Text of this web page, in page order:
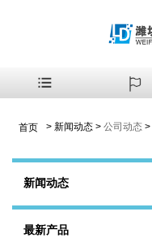
首页 > 新闻动态 > 公司动态 >
新闻动态
最新产品